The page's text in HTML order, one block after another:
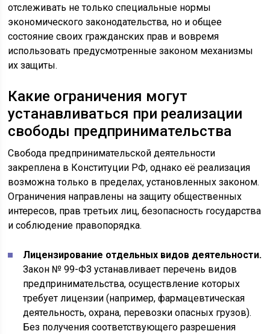
отслеживать не только специальные нормы
экономического законодательства, но и общее
состояние своих гражданских прав и вовремя
использовать предусмотренные законом механизмы
их защиты.
Какие ограничения могут
устанавливаться при реализации
свободы предпринимательства
Свобода предпринимательской деятельности
закреплена в Конституции РФ, однако её реализация
возможна только в пределах, установленных законом.
Ограничения направлены на защиту общественных
интересов, прав третьих лиц, безопасность государства
и соблюдение правопорядка.
Лицензирование отдельных видов деятельности.
Закон № 99-ФЗ устанавливает перечень видов
предпринимательства, осуществление которых
требует лицензии (например, фармацевтическая
деятельность, охрана, перевозки опасных грузов).
Без получения соответствующего разрешения